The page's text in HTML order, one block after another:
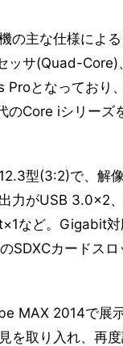
の主な仕様によ
ッサ(Quad-Core)
Proとなっており
のCore iシリーズ
型(3:2)で、解
力がUSB 3.0×2、
など。Gigabit対
SDXCカードスロ
MAX 2014で展
を取り入れ、再